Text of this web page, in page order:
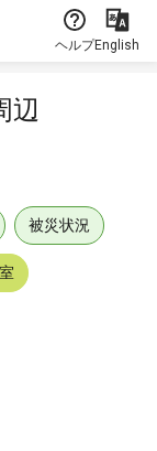
ヘルプEnglish
辺
被災状況